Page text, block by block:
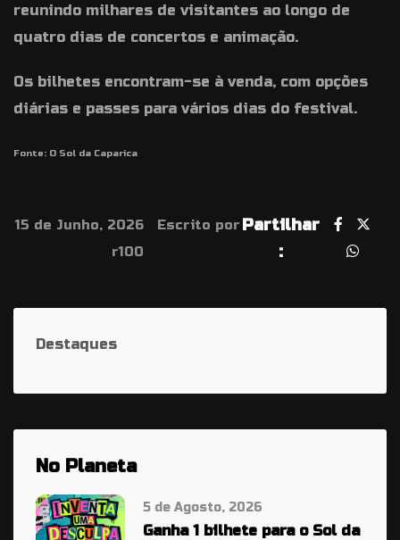
reunindo milhares de visitantes ao longo de
quatro dias de concertos e animação.
Os bilhetes encontram-se à venda, com opções
diárias e passes para vários dias do festival.
Fonte: O Sol da Caparica
15 de Junho, 2026
Escrito por
r100
Partilhar
:
Destaques
No Planeta
5 de Agosto, 2026
Ganha 1 bilhete para o Sol da